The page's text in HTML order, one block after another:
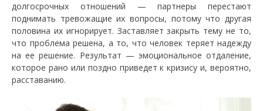
долгосрочных отношений — партнеры перестают
поднимать тревожащие их вопросы, потому что другая
половина их игнорирует. Заставляет закрыть тему не то,
что проблема решена, а то, что человек теряет надежду
на ее решение. Результат — эмоциональное отдаление,
которое рано или поздно приведет к кризису и, вероятно,
расставанию.